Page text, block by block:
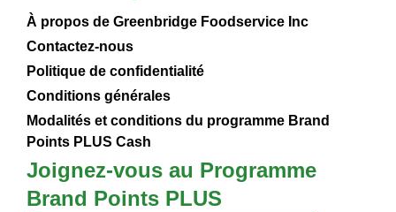
À propos de Greenbridge Foodservice Inc
Contactez-nous
Politique de confidentialité
Conditions générales
Modalités et conditions du programme Brand
Points PLUS Cash
Joignez-vous au Programme
Brand Points PLUS